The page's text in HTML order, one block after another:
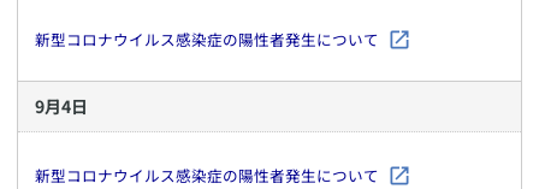
新型コロナウイルス感染症の陽性者発生について
9月4日
新型コロナウイルス感染症の陽性者発生について